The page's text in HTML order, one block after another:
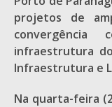
projetos de
infraestrutura
Infraestrutura e
Na quarta-feira